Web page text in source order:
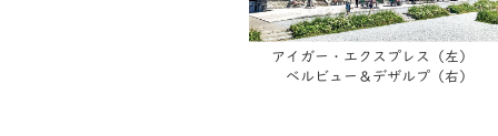
アイガー・エクスプレス（左）
ベルビュー＆デザルプ（右）